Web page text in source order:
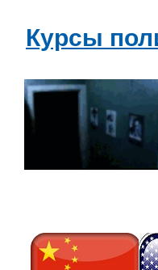
Курсы